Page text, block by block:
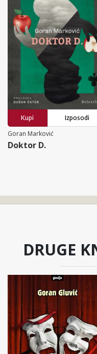
Kupi
Izposodi
Goran Marković
Doktor D.
DRUGE